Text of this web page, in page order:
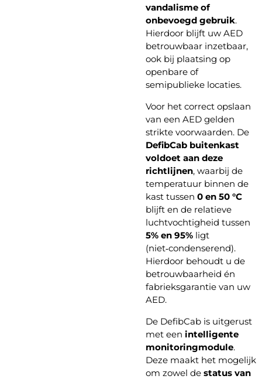
vandalisme of
onbevoegd gebruik.
Hierdoor blijft uw AED
betrouwbaar inzetbaar,
ook bij plaatsing op
openbare of
semipublieke locaties.
Voor het correct opslaan
van een AED gelden
strikte voorwaarden. De
DefibCab buitenkast
voldoet aan deze
richtlijnen, waarbij de
temperatuur binnen de
kast tussen 0 en 50 °C
blijft en de relatieve
luchtvochtigheid tussen
5% en 95% ligt
(niet‑condenserend).
Hierdoor behoudt u de
betrouwbaarheid én
fabrieksgarantie van uw
AED.
De DefibCab is uitgerust
met een intelligente
monitoringmodule.
Deze maakt het mogelijk
om zowel de status van